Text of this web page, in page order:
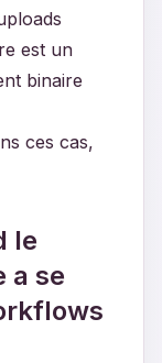
est un
binaire
ces cas,
le
a se